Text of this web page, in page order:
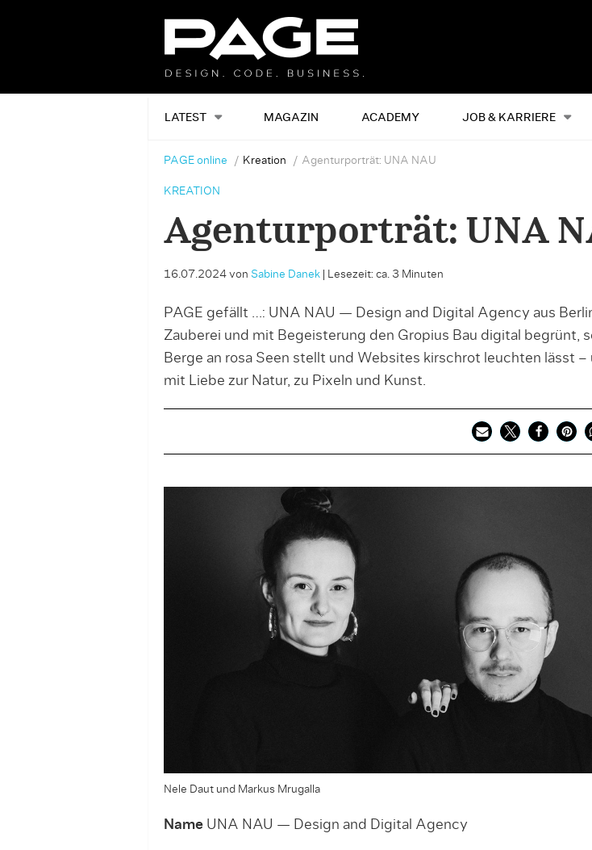
LATEST MAGAZIN ACADEMY JOB & KARRIERE
PAGE online Kreation Agenturporträt: UNA NAU
KREATION
Agenturporträt: UNA
16.07.2024 von Sabine Danek| Lesezeit: ca. 3 Minuten
PAGE gefällt …: UNA NAU — Design and Digital Agency aus
Zauberei und mit Begeisterung den Gropius Bau digital begrünt,
Berge an rosa Seen stellt und Websites kirschrot leuchten lässt –
mit Liebe zur Natur, zu Pixeln und Kunst.
Nele Daut und Markus Mrugalla
NameUNA NAU — Design and Digital Agency